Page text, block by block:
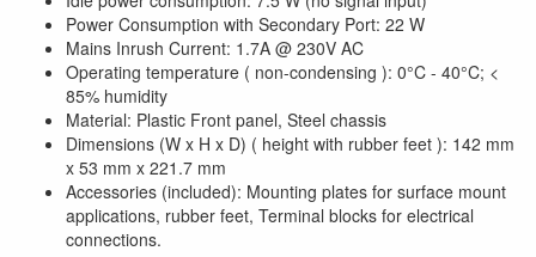
Power Consumption with Secondary Port: 22 W
Mains Inrush Current: 1.7A @ 230V AC
Operating temperature ( non-condensing ): 0°C - 40°C; <
85% humidity
Material: Plastic Front panel, Steel chassis
Dimensions (W x H x D) ( height with rubber feet ): 142 mm
x 53 mm x 221.7 mm
Accessories (included): Mounting plates for surface mount
applications, rubber feet, Terminal blocks for electrical
connections.